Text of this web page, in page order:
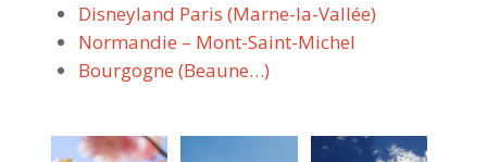
Disneyland Paris (Marne-la-Vallée)
Normandie – Mont-Saint-Michel
Bourgogne (Beaune…)